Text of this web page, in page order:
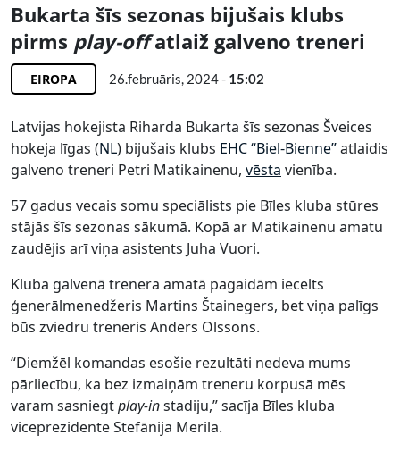
Bukarta šīs sezonas bijušais klubs
pirms play-offatlaiž galveno treneri
EIROPA 26.februāris, 2024 - 15:02
Latvijas hokejista Riharda Bukarta šīs sezonas Šveices
hokeja līgas (NL) bijušais klubs EHC “Biel-Bienne”atlaidis
galveno treneri Petri Matikainenu, vēsta vienība.
57 gadus vecais somu speciālists pie Bīles kluba stūres
stājās šīs sezonas sākumā. Kopā ar Matikainenu amatu
zaudējis arī viņa asistents Juha Vuori.
Kluba galvenā trenera amatā pagaidām iecelts
ģenerālmenedžeris Martins Štainegers, bet viņa palīgs
būs zviedru treneris Anders Olssons.
“Diemžēl komandas esošie rezultāti nedeva mums
pārliecību, ka bez izmaiņām treneru korpusā mēs
varam sasniegtplay-instadiju,” sacīja Bīles kluba
viceprezidente Stefānija Merila.